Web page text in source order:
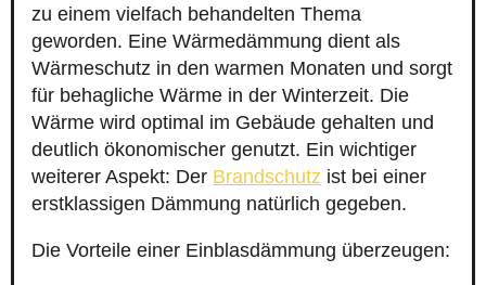
zu einem vielfach behandelten Thema
geworden. Eine Wärmedämmung dient als
Wärmeschutz in den warmen Monaten und sorgt
für behagliche Wärme in der Winterzeit. Die
Wärme wird optimal im Gebäude gehalten und
deutlich ökonomischer genutzt. Ein wichtiger
weiterer Aspekt: Der Brandschutz ist bei einer
erstklassigen Dämmung natürlich gegeben.
Die Vorteile einer Einblasdämmung überzeugen: